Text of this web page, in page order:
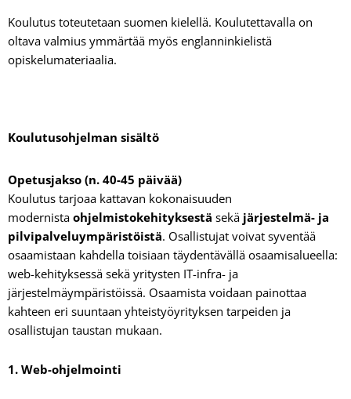
Koulutus toteutetaan suomen kielellä. Koulutettavalla on
oltava valmius ymmärtää myös englanninkielistä
opiskelumateriaalia.
Koulutusohjelman sisältö
Opetusjakso (n. 40-45 päivää)
Koulutus tarjoaa kattavan kokonaisuuden
modernista ohjelmistokehityksestä sekä järjestelmä- ja
pilvipalveluympäristöistä. Osallistujat voivat syventää
osaamistaan kahdella toisiaan täydentävällä osaamisalueella:
web-kehityksessä sekä yritysten IT-infra- ja
järjestelmäympäristöissä. Osaamista voidaan painottaa
kahteen eri suuntaan yhteistyöyrityksen tarpeiden ja
osallistujan taustan mukaan.
1. Web-ohjelmointi